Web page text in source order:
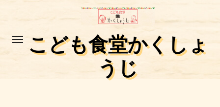
こども食堂かくしょ
うじ